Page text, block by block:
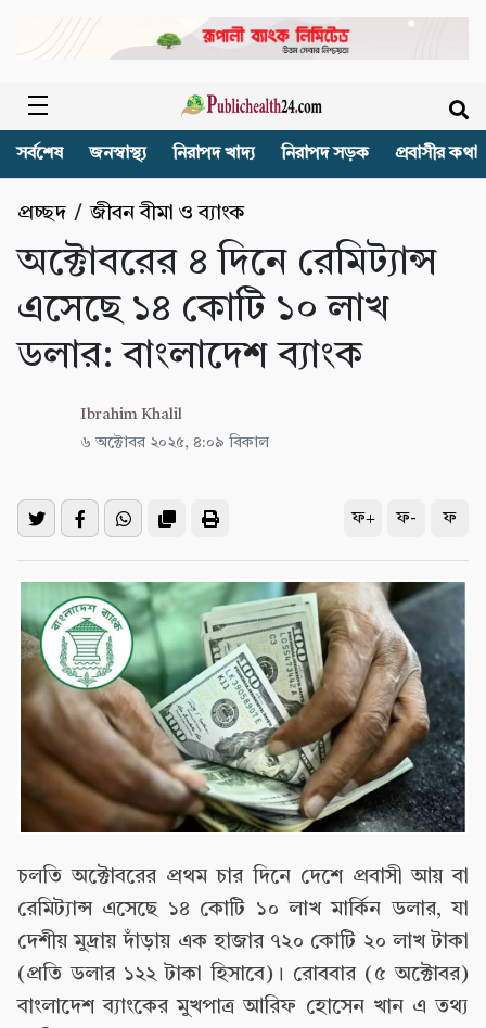
সর্বশেষ জনস্বাস্থ্য নিরাপদ খাদ্য নিরাপদ সড়ক প্রবাসীর কথা
প্রচ্ছদ /জীবন বীমা ও ব্যাংক
অক্টোবরের ৪ দিনে রেমিট্যান্স
এসেছে ১৪ কোটি ১০ লাখ
ডলার: বাংলাদেশ ব্যাংক
Ibrahim Khalil
৬ অক্টোবর ২০২৫, ৪:০৯ বিকাল
ফ+ ফ- ফ
চলতি অক্টোবরের প্রথম চার দিনে দেশে প্রবাসী আয় বা
রেমিট্যান্স এসেছে ১৪ কোটি ১০ লাখ মার্কিন ডলার, যা
দেশীয় মুদ্রায় দাঁড়ায় এক হাজার ৭২০ কোটি ২০ লাখ টাকা
(প্রতি ডলার ১২২ টাকা হিসাবে)। রোববার (৫ অক্টোবর)
বাংলাদেশ ব্যাংকের মুখপাত্র আরিফ হোসেন খান এ তথ্য